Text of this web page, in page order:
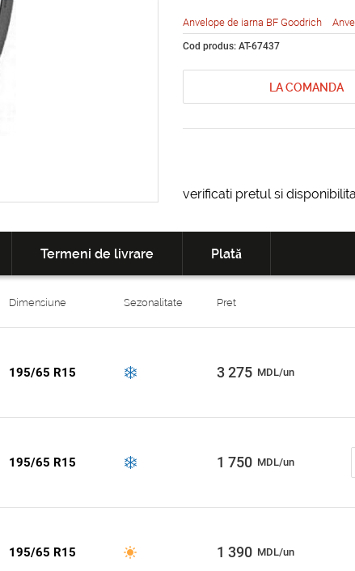
Anvelope de iarna BF Goodrich
Cod produs: AT-67437
LA COMANDA
verificati pretul si
Termeni de livrare Plată
Dimensiune Sezonalitate Pret
195/65 R15 3 275 MDL/un
195/65 R15 1 750 MDL/un
195/65 R15 1 390 MDL/un